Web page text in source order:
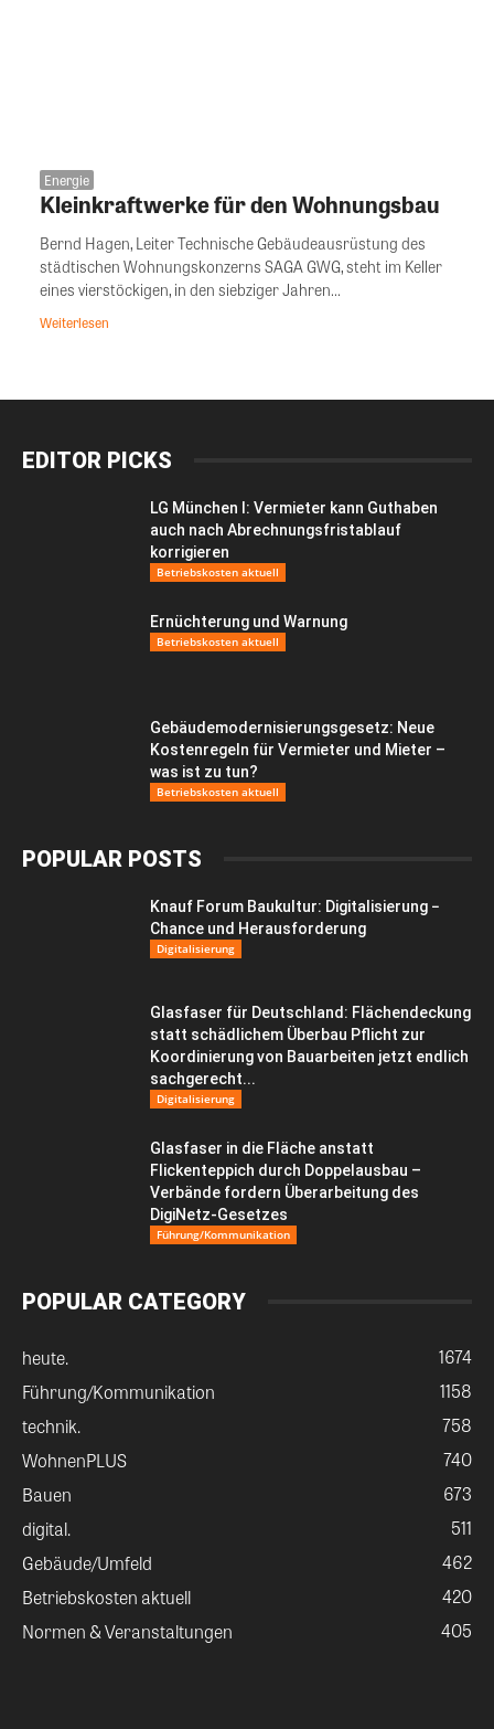
Energie
Kleinkraftwerke für den Wohnungsbau
Bernd Hagen, Leiter Technische Gebäudeausrüstung des
städtischen Wohnungskonzerns SAGA GWG, steht im Keller
eines vierstöckigen, in den siebziger Jahren...
Weiterlesen
EDITOR PICKS
LG München I: Vermieter kann Guthaben
auch nach Abrechnungsfristablauf
korrigieren
Betriebskosten aktuell
Ernüchterung und Warnung
Betriebskosten aktuell
Gebäudemodernisierungsgesetz: Neue
Kostenregeln für Vermieter und Mieter –
was ist zu tun?
Betriebskosten aktuell
POPULAR POSTS
Knauf Forum Baukultur: Digitalisierung −
Chance und Herausforderung
Digitalisierung
Glasfaser für Deutschland: Flächendeckung
statt schädlichem Überbau Pflicht zur
Koordinierung von Bauarbeiten jetzt endlich
sachgerecht...
Digitalisierung
Glasfaser in die Fläche anstatt
Flickenteppich durch Doppelausbau –
Verbände fordern Überarbeitung des
DigiNetz-Gesetzes
Führung/Kommunikation
POPULAR CATEGORY
heute.
1674
Führung/Kommunikation
1158
technik.
758
WohnenPLUS
740
Bauen
673
digital.
511
Gebäude/Umfeld
462
Betriebskosten aktuell
420
Normen & Veranstaltungen
405